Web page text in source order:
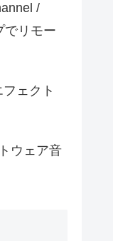
/
でリモー
ェクト
ウェア音